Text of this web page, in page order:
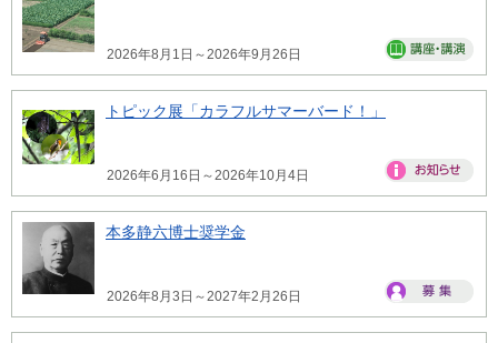
2026年8月1日～2026年9月26日
トピック展「カラフルサマーバード！」
2026年6月16日～2026年10月4日
本多静六博士奨学金
2026年8月3日～2027年2月26日